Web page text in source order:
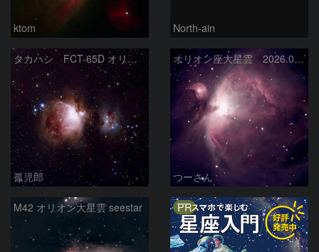
ktom North-ain
タカハシ FCT-65D オリオン大星雲
孤児郎
オリオン座大星雲 2026.01.13
つーさん
M42 オリオン大星雲 seestar PR